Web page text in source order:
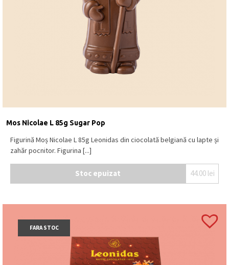
Mos Nicolae L 85g Sugar Pop
Figurină Moș Nicolae L 85g Leonidas din ciocolată belgiană cu lapte și
zahăr pocnitor. Figurina [...]
Stoc epuizat 44.00 lei
FARA STOC